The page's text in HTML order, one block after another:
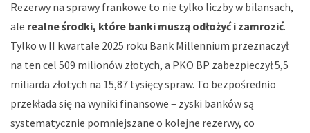
Rezerwy na sprawy frankowe to nie tylko liczby w bilansach,
ale realne środki, które banki muszą odłożyć i zamrozić.
Tylko w II kwartale 2025 roku Bank Millennium przeznaczył
na ten cel 509 milionów złotych, a PKO BP zabezpieczył 5,5
miliarda złotych na 15,87 tysięcy spraw. To bezpośrednio
przekłada się na wyniki finansowe – zyski banków są
systematycznie pomniejszane o kolejne rezerwy, co